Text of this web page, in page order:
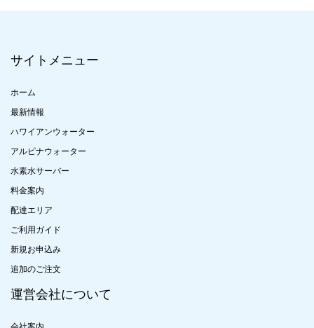
サイトメニュー
ホーム
最新情報
ハワイアンウォーター
アルピナウォーター
水素水サーバー
料金案内
配達エリア
ご利用ガイド
新規お申込み
追加のご注文
運営会社について